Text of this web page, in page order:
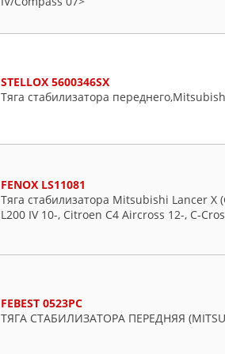
STELLOX 5600346SX
Тяга стабилизатора
FENOX LS11081
Тяга стабилизатора Mitsubishi Lancer X
L200 IV 10-, Citroen C4 Aircross 12-, C-
FEBEST 0523PC
ТЯГА СТАБИЛИЗАТОРА ПЕРЕДНЯЯ